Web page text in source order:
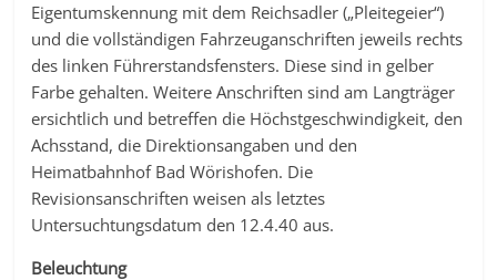
Eigentumskennung mit dem Reichsadler („Pleitegeier“)
und die vollständigen Fahrzeuganschriften jeweils rechts
des linken Führerstandsfensters. Diese sind in gelber
Farbe gehalten. Weitere Anschriften sind am Langträger
ersichtlich und betreffen die Höchstgeschwindigkeit, den
Achsstand, die Direktionsangaben und den
Heimatbahnhof Bad Wörishofen. Die
Revisionsanschriften weisen als letztes
Untersuchtungsdatum den 12.4.40 aus.
Beleuchtung